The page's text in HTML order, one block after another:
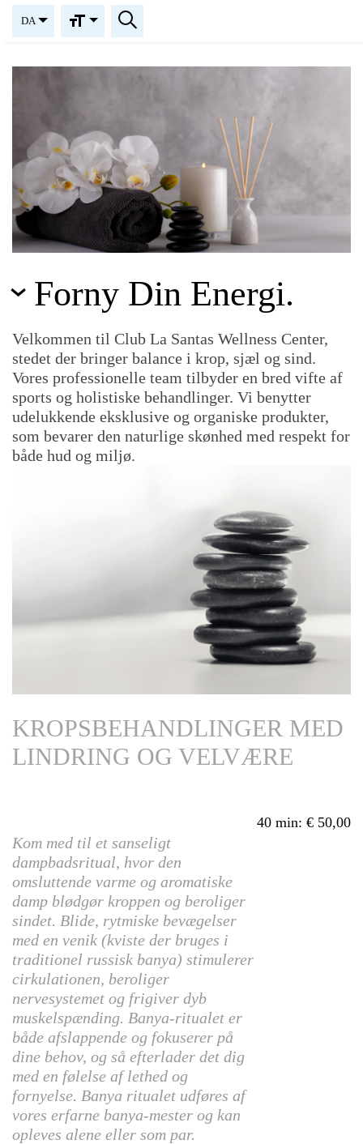
DA
Forny Din Energi.
Velkommen til Club La Santas Wellness Center,
stedet der bringer balance i krop, sjæl og sind.
Vores professionelle team tilbyder en bred vifte af
sports og holistiske behandlinger. Vi benytter
udelukkende eksklusive og organiske produkter,
som bevarer den naturlige skønhed med respekt for
både hud og miljø.
KROPSBEHANDLINGER MED
LINDRING OG VELVÆRE
Kom med til et sanseligt
dampbadsritual, hvor den
omsluttende varme og aromatiske
damp blødgør kroppen og beroliger
sindet. Blide, rytmiske bevægelser
med en venik (kviste der bruges i
traditionel russisk banya) stimulerer
cirkulationen, beroliger
nervesystemet og frigiver dyb
muskelspænding. Banya-ritualet er
både afslappende og fokuserer på
dine behov, og så efterlader det dig
med en følelse af lethed og
fornyelse. Banya ritualet udføres af
vores erfarne banya-mester og kan
opleves alene eller som par.
40 min: 50,00